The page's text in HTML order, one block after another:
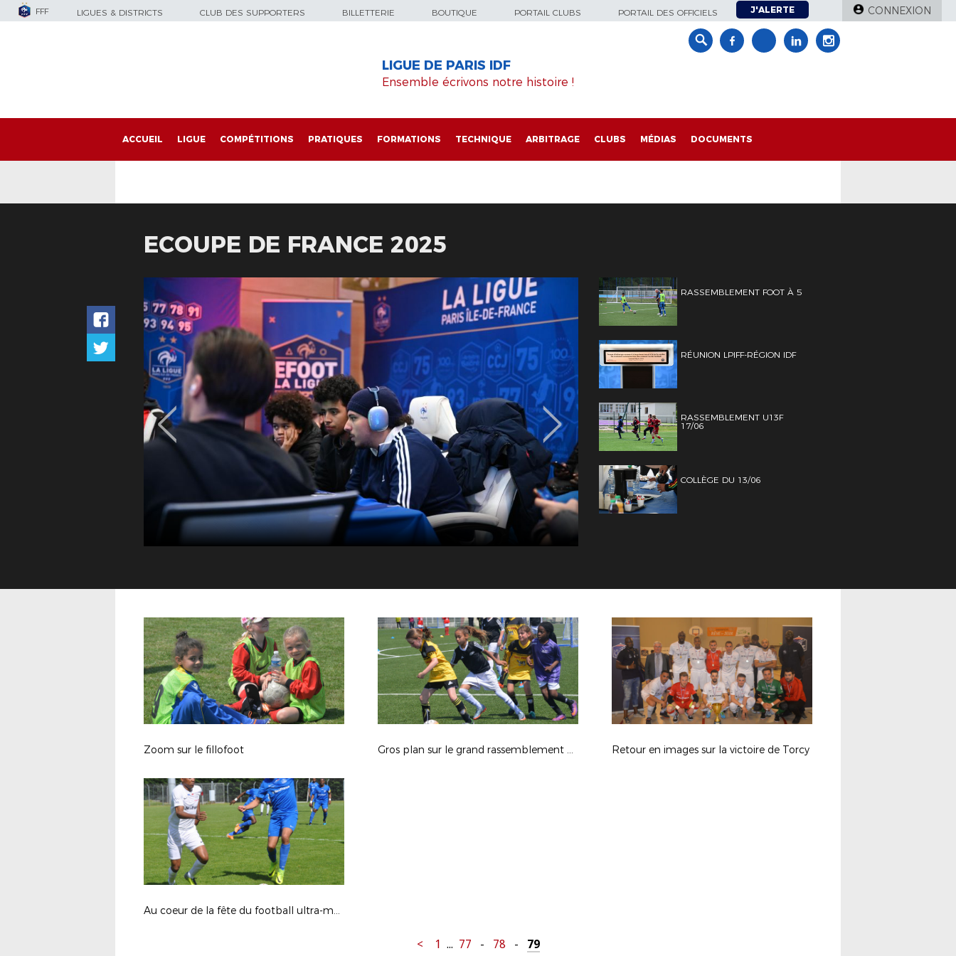
FFF LIGUES & DISTRICTS CLUB DES SUPPORTERS BILLETTERIE BOUTIQUE PORTAIL CLUBS PORTAIL DES OFFICIELS J'ALERTE CONNEXION
LIGUE DE PARIS IDF
Ensemble écrivons notre histoire !
ACCUEIL LIGUE COMPÉTITIONS PRATIQUES FORMATIONS TECHNIQUE ARBITRAGE CLUBS MÉDIAS DOCUMENTS
ECOUPE DE FRANCE 2025
RASSEMBLEMENT FOOT À 5
RÉUNION LPIFF-RÉGION IDF
RASSEMBLEMENT U13F
17/06
COLLÈGE DU 13/06
Zoom sur le fillofoot Gros plan sur le grand rassemblement fillofoot Retour en images sur la victoire de Torcy
Au coeur de la fête du football ultra-marin, le sacre de l'US Nett en images
< 1 ... 77 - 78 - 79